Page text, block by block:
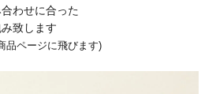
わせに合った
致します
品ページに飛びます)